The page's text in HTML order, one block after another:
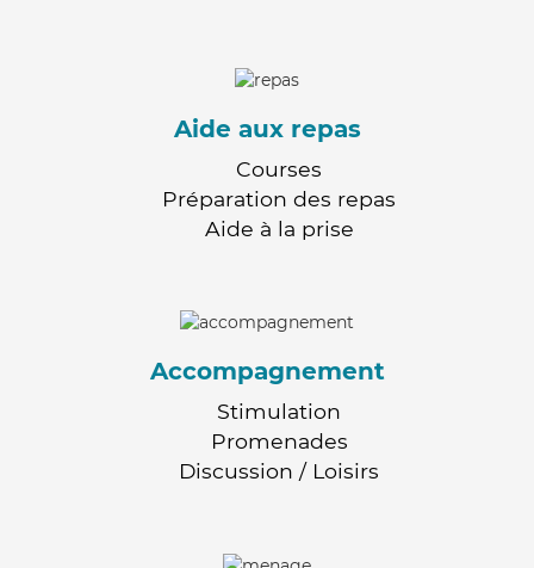
Aide aux repas
Courses
Préparation des repas
Aide à la prise
Accompagnement
Stimulation
Promenades
Discussion / Loisirs